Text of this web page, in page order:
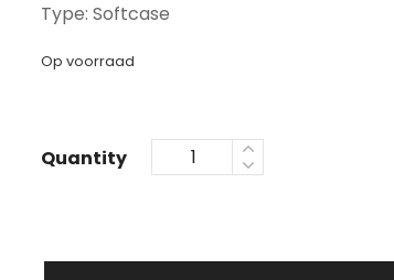
Type: Softcase
Op voorraad
Quantity